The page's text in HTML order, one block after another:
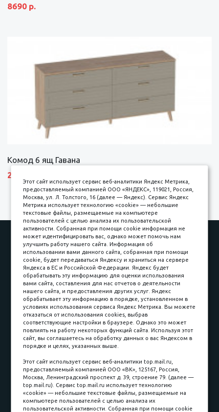
8690 р.
Комод 6 ящ Гавана
27690 р.
Наши работы
Оплата
Доставка и сборка
Гарантии
Карьера в компании
Контакты
Принимаем к оплате
Наличные
пл. Соляная, 6, стр. 16
8 (3822) 60-70-30
8 (3822) 50-39-09
8 (3822) 22-77-68
Этот сайт использует сервис веб-аналитики Яндекс Метрика,
предоставляемый компанией ООО «ЯНДЕКС», 119021, Россия,
Москва, ул. Л. Толстого, 16 (далее — Яндекс). Сервис Яндекс
Метрика использует технологию «cookie» — небольшие
текстовые файлы, размещаемые на компьютере
пользователей с целью анализа их пользовательской
активности. Собранная при помощи cookie информация не
может идентифицировать вас, однако может помочь нам
улучшить работу нашего сайта. Информация об
использовании вами данного сайта, собранная при помощи
cookie, будет передаваться Яндексу и храниться на сервере
Яндекса в ЕС и Российской Федерации. Яндекс будет
обрабатывать эту информацию для оценки использования
вами сайта, составления для нас отчетов о деятельности
нашего сайта, и предоставления других услуг. Яндекс
обрабатывает эту информацию в порядке, установленном в
условиях использования сервиса Яндекс Метрика. Вы можете
отказаться от использования cookies, выбрав
соответствующие настройки в браузере. Однако это может
повлиять на работу некоторых функций сайта. Используя этот
сайт, вы соглашаетесь на обработку данных о вас Яндексом в
порядке и целях, указанных выше.
Этот сайт использует сервис веб-аналитики top.mail.ru,
предоставляемый компанией ООО «ВК», 125167, Россия,
Москва, Ленинградский проспект д. 39, строение 79. (далее —
top.mail.ru). Сервис top.mail.ru использует технологию
«cookie» — небольшие текстовые файлы, размещаемые на
компьютере пользователей с целью анализа их
пользовательской активности. Собранная при помощи cookie